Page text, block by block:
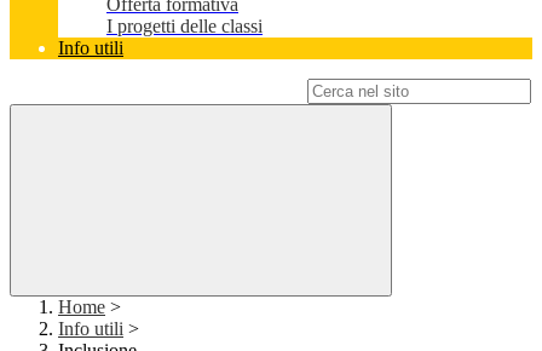
Offerta formativa
I progetti delle classi
Info utili
Home >
Info utili >